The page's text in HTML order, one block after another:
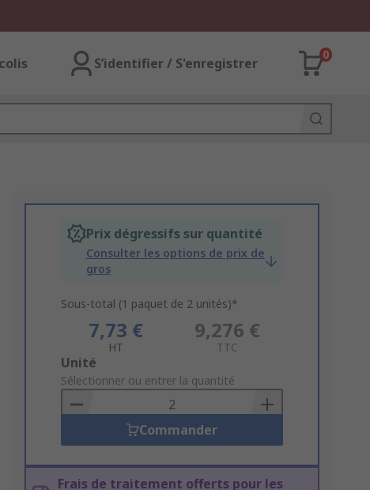
S’identifier / S'enregistrer
0
Prix dégressifs sur quantité
Consulter les options de prix de
gros
Sous-total (1 paquet de 2 unités)*
7,73 €
HT
9,276 €
TTC
Add
to
Basket
Unité
Sélectionner ou entrer la quantité
Commander
Frais de traitement offerts pour les